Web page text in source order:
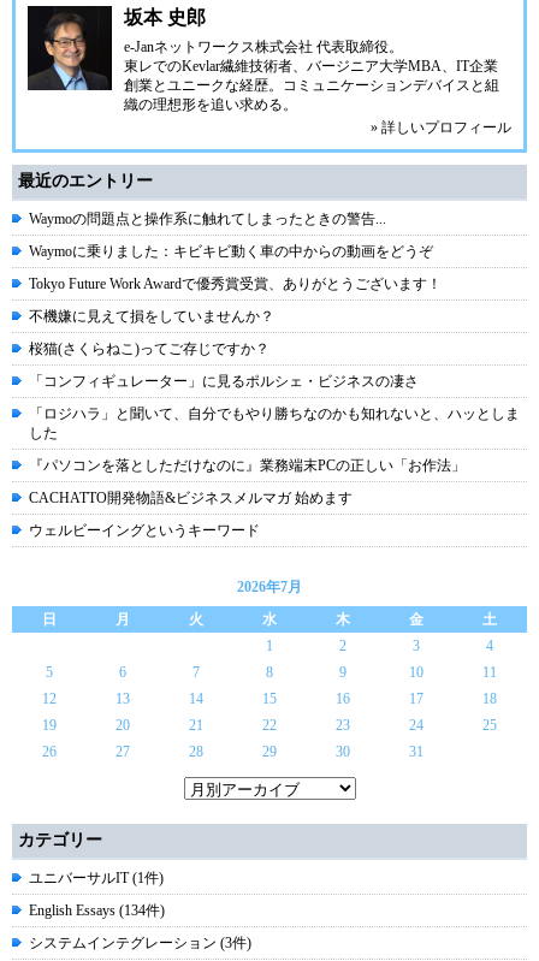
坂本 史郎
e-Janネットワークス株式会社 代表取締役。
東レでのKevlar繊維技術者、 バージニア大学MBA、IT企業
創業とユニークな経歴。 コミュニケーションデバイスと組
織の理想形を追い求める。
» 詳しいプロフィール
最近のエントリー
Waymoの問題点と操作系に触れてしまったときの警告...
Waymoに乗りました：キビキビ動く車の中からの動画をどうぞ
Tokyo Future Work Awardで優秀賞受賞、ありがとうございます！
不機嫌に見えて損をしていませんか？
桜猫(さくらねこ)ってご存じですか？
「コンフィギュレーター」に見るポルシェ・ビジネスの凄さ
「ロジハラ」と聞いて、自分でもやり勝ちなのかも知れないと、ハッとしま
した
『パソコンを落としただけなのに』業務端末PCの正しい「お作法」
CACHATTO開発物語&ビジネスメルマガ 始めます
ウェルビーイングというキーワード
2026年7月
日
月 火 水 木 金
土
1
2 3
4
5
6 7 8 9 10
11
12
13 14 15 16 17
18
19
20 21 22 23 24
25
26
27 28 29 30 31
カテゴリー
ユニバーサルIT (1件)
English Essays (134件)
システムインテグレーション (3件)